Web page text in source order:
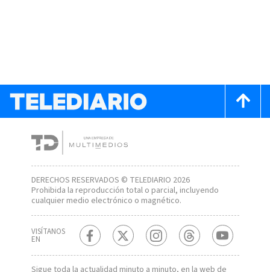
DERECHOS RESERVADOS © TELEDIARIO 2026
Prohibida la reproducción total o parcial, incluyendo
cualquier medio electrónico o magnético.
VISÍTANOS
EN